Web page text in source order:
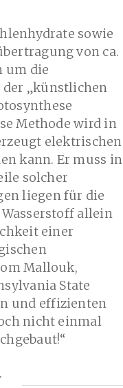
sowie
von ca.
um die
„künstlichen
Methode wird in
elektrischen
kann. Er muss in
solcher
liegen für die
allein
einer
Mallouk,
State
und effizienten
nicht einmal